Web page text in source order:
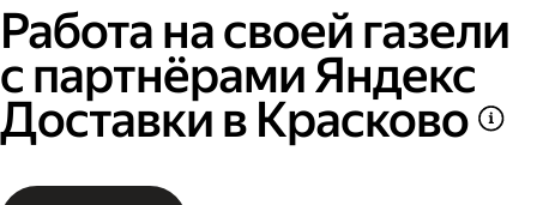
Работа на своей газели
с партнёрами Яндекс
Доставки в Красково